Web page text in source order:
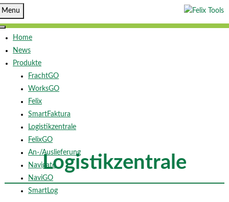
Menu
Home
News
Produkte
FrachtGO
WorksGO
Felix
SmartFaktura
Logistikzentrale
FelixGO
An-/Auslieferung
Navigate
NaviGO
SmartLog
Logistikzentrale